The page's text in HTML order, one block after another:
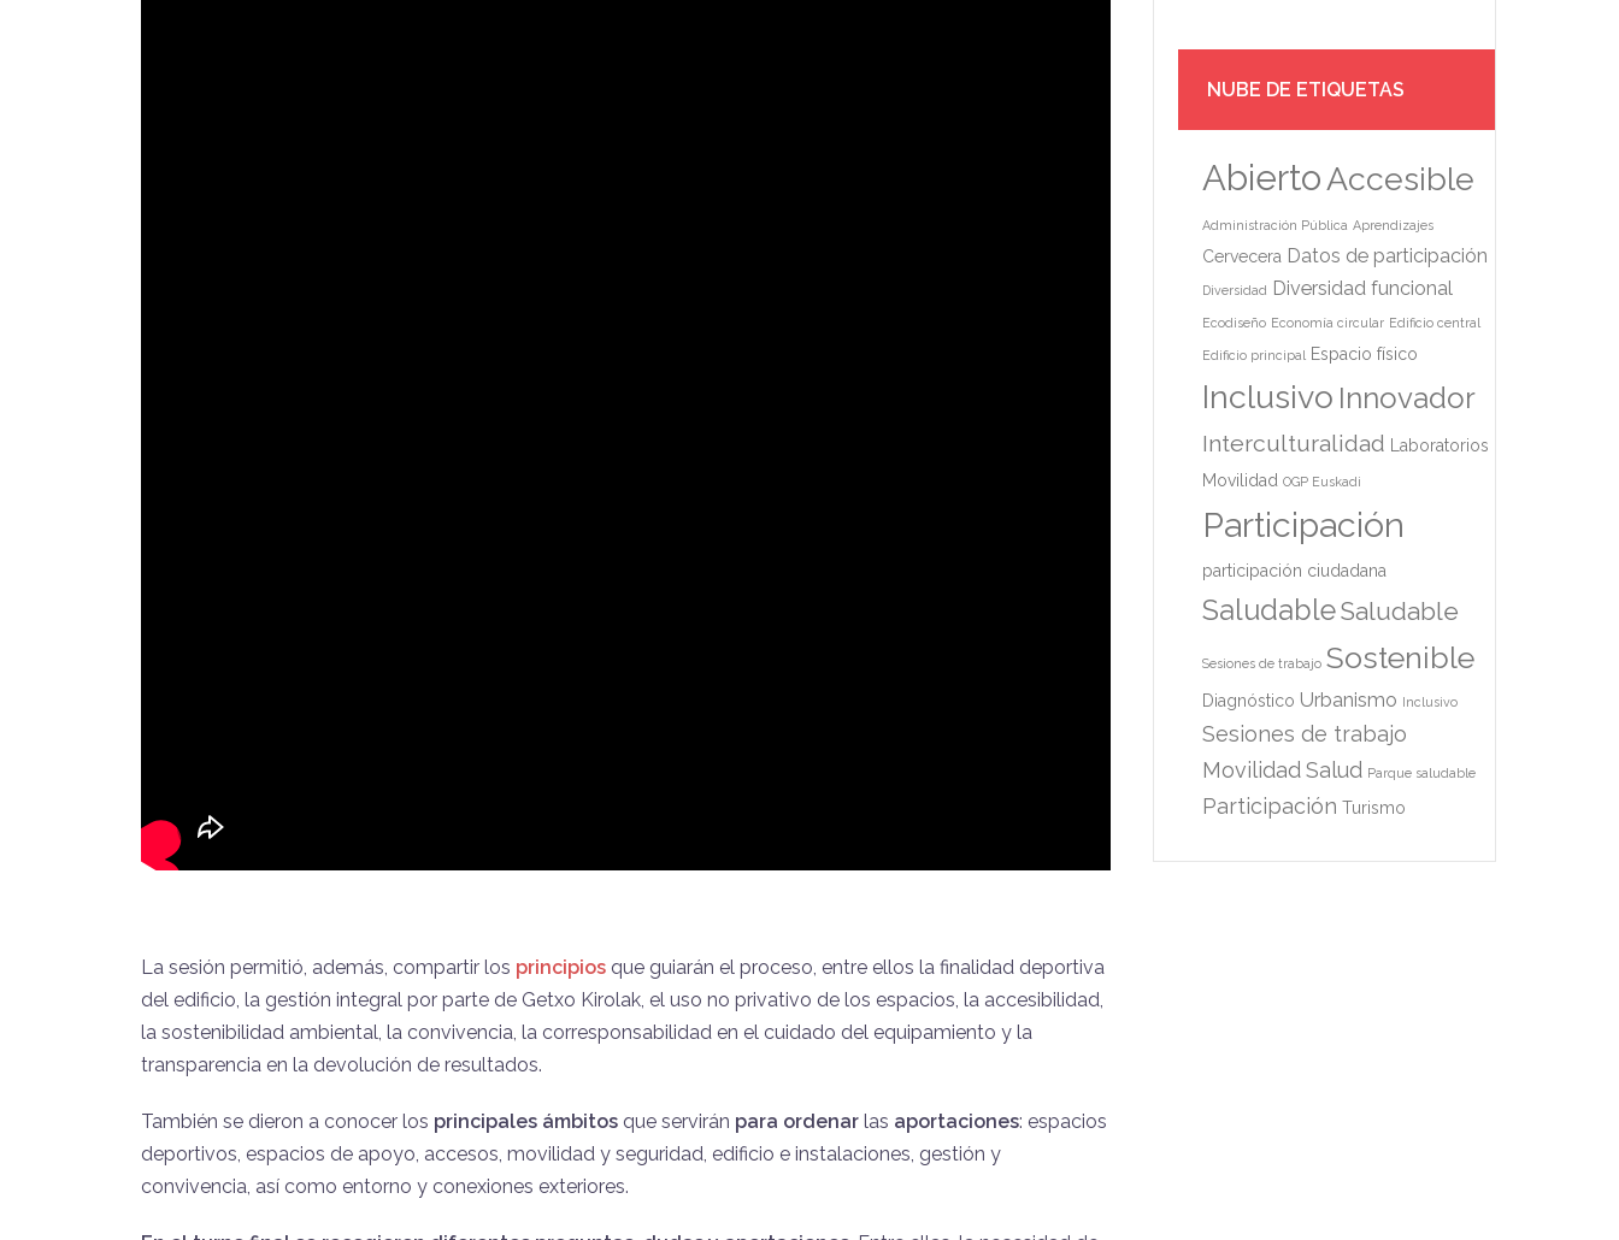
La sesión permitió, además, compartir los principios que guiarán el proceso, entre ellos la finalidad deportiva
del edificio, la gestión integral por parte de Getxo Kirolak, el uso no privativo de los espacios, la accesibilidad,
la sostenibilidad ambiental, la convivencia, la corresponsabilidad en el cuidado del equipamiento y la
transparencia en la devolución de resultados.
También se dieron a conocer los principales ámbitos que servirán para ordenar las aportaciones: espacios
deportivos, espacios de apoyo, accesos, movilidad y seguridad, edificio e instalaciones, gestión y
convivencia, así como entorno y conexiones exteriores.
NUBE DE ETIQUETAS
AbiertoAccesible
Administración Pública Aprendizajes
Cervecera Datos de participación
Diversidad Diversidad funcional
Ecodiseño Economía circular Edificio central
Edificio principal Espacio físico
Inclusivo Innovador
Interculturalidad
Laboratorios
Movilidad OGP Euskadi
Participación
participación ciudadana
SaludableSaludable
Sesiones de trabajo Sostenible
Diagnóstico Urbanismo Inclusivo
Sesiones de trabajo
Movilidad Salud Parque saludable
Participación Turismo